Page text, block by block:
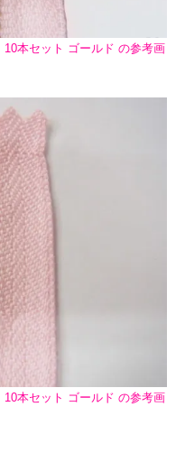
本セット ゴールド の参考画
本セット ゴールド の参考画